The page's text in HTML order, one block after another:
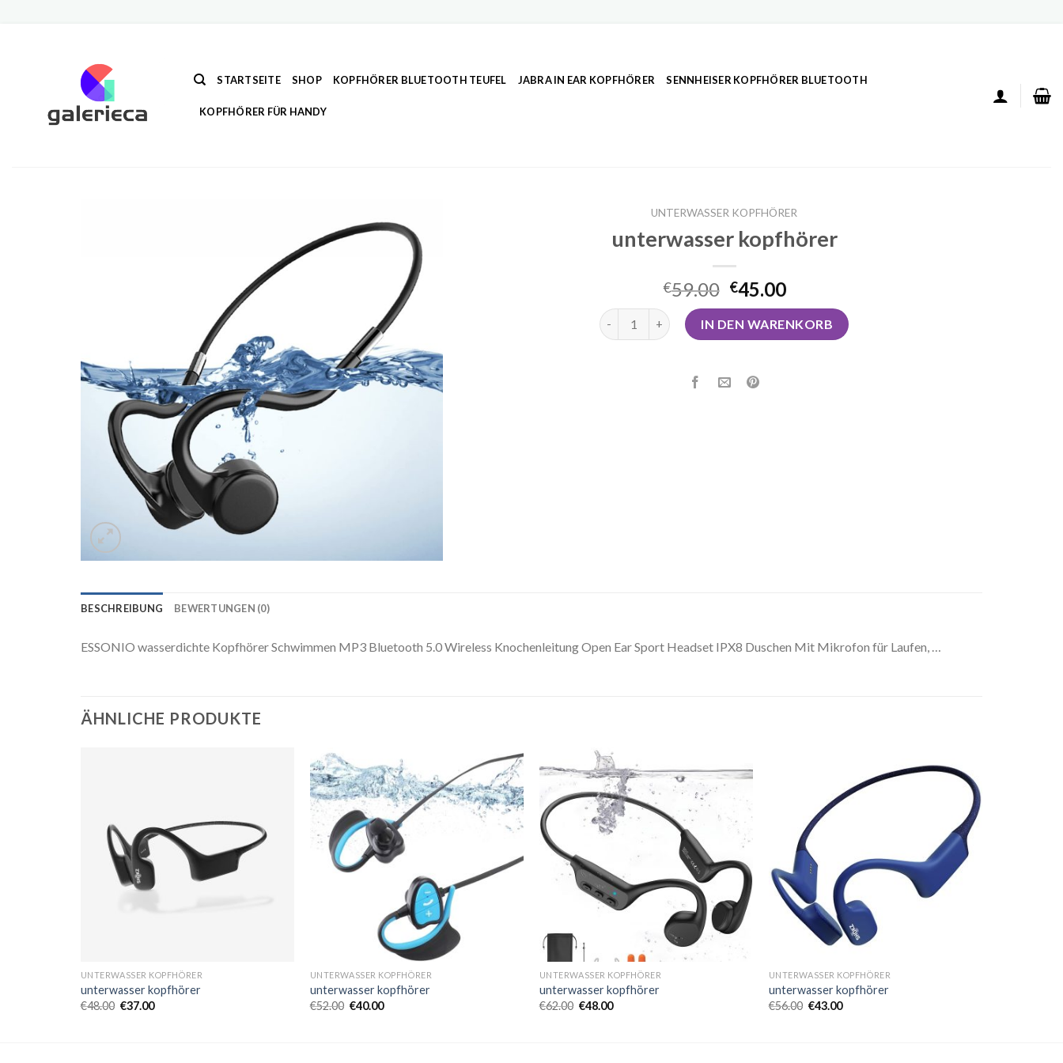
STARTSEITE SHOP KOPFHÖRER BLUETOOTH TEUFEL JABRA IN EAR KOPFHÖRER SENNHEISER KOPFHÖRER BLUETOOTH
KOPFHÖRER FÜR HANDY
UNTERWASSER KOPFHÖRER
unterwasser kopfhörer
€59.00 €45.00
unterwasser kopfhörer MengeIN DEN WARENKORB
BESCHREIBUNG BEWERTUNGEN (0)
ESSONIO wasserdichte Kopfhörer Schwimmen MP3 Bluetooth 5.0 Wireless Knochenleitung Open Ear Sport Headset IPX8 Duschen Mit Mikrofon für Laufen, …
ÄHNLICHE PRODUKTE
UNTERWASSER KOPFHÖRER
unterwasser kopfhörer
€48.00 €37.00
UNTERWASSER KOPFHÖRER
unterwasser kopfhörer
€52.00 €40.00
UNTERWASSER KOPFHÖRER
unterwasser kopfhörer
€62.00 €48.00
UNTERWASSER KOPFHÖRER
unterwasser kopfhörer
€56.00 €43.00